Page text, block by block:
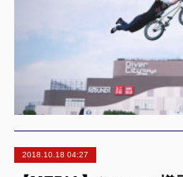
2018.10.18 04:27